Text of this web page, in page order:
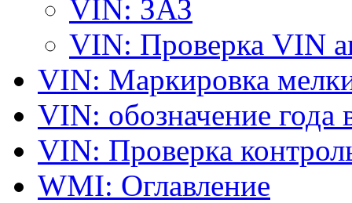
VIN: ЗАЗ
VIN: Проверка VIN
VIN: Маркировка
VIN: обозначение года
VIN: Проверка
WMI: Оглавление